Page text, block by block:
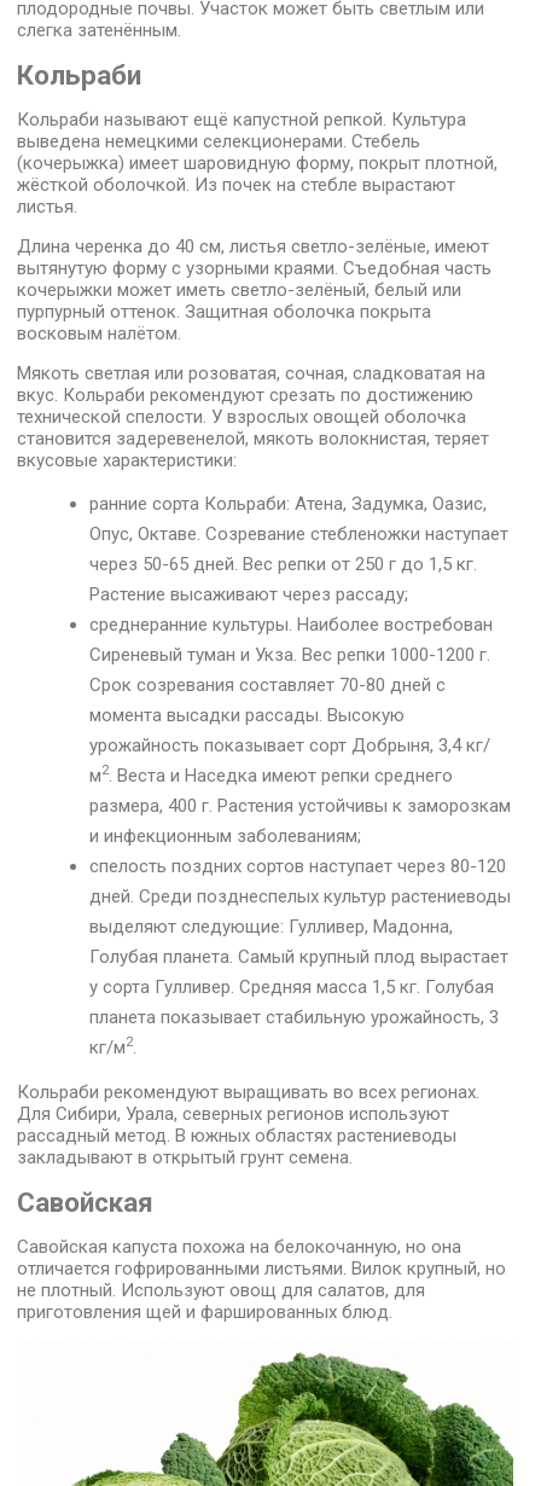
плодородные почвы. Участок может быть светлым или
слегка затенённым.
Кольраби
Кольраби называют ещё капустной репкой. Культура
выведена немецкими селекционерами. Стебель
(кочерыжка) имеет шаровидную форму, покрыт плотной,
жёсткой оболочкой. Из почек на стебле вырастают
листья.
Длина черенка до 40 см, листья светло-зелёные, имеют
вытянутую форму с узорными краями. Съедобная часть
кочерыжки может иметь светло-зелёный, белый или
пурпурный оттенок. Защитная оболочка покрыта
восковым налётом.
Мякоть светлая или розоватая, сочная, сладковатая на
вкус. Кольраби рекомендуют срезать по достижению
технической спелости. У взрослых овощей оболочка
становится задеревенелой, мякоть волокнистая, теряет
вкусовые характеристики:
ранние сорта Кольраби: Атена, Задумка, Оазис,
Опус, Октаве. Созревание стебленожки наступает
через 50-65 дней. Вес репки от 250 г до 1,5 кг.
Растение высаживают через рассаду;
среднеранние культуры. Наиболее востребован
Сиреневый туман и Укза. Вес репки 1000-1200 г.
Срок созревания составляет 70-80 дней с
момента высадки рассады. Высокую
урожайность показывает сорт Добрыня, 3,4 кг/
м2. Веста и Наседка имеют репки среднего
размера, 400 г. Растения устойчивы к заморозкам
и инфекционным заболеваниям;
спелость поздних сортов наступает через 80-120
дней. Среди позднеспелых культур растениеводы
выделяют следующие: Гулливер, Мадонна,
Голубая планета. Самый крупный плод вырастает
у сорта Гулливер. Средняя масса 1,5 кг. Голубая
планета показывает стабильную урожайность, 3
кг/м2.
Кольраби рекомендуют выращивать во всех регионах.
Для Сибири, Урала, северных регионов используют
рассадный метод. В южных областях растениеводы
закладывают в открытый грунт семена.
Савойская
Савойская капуста похожа на белокочанную, но она
отличается гофрированными листьями. Вилок крупный, но
не плотный. Используют овощ для салатов, для
приготовления щей и фаршированных блюд.